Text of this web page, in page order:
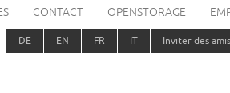
CONTACT OPENSTORAGE
DE EN FR IT Inviter des amis